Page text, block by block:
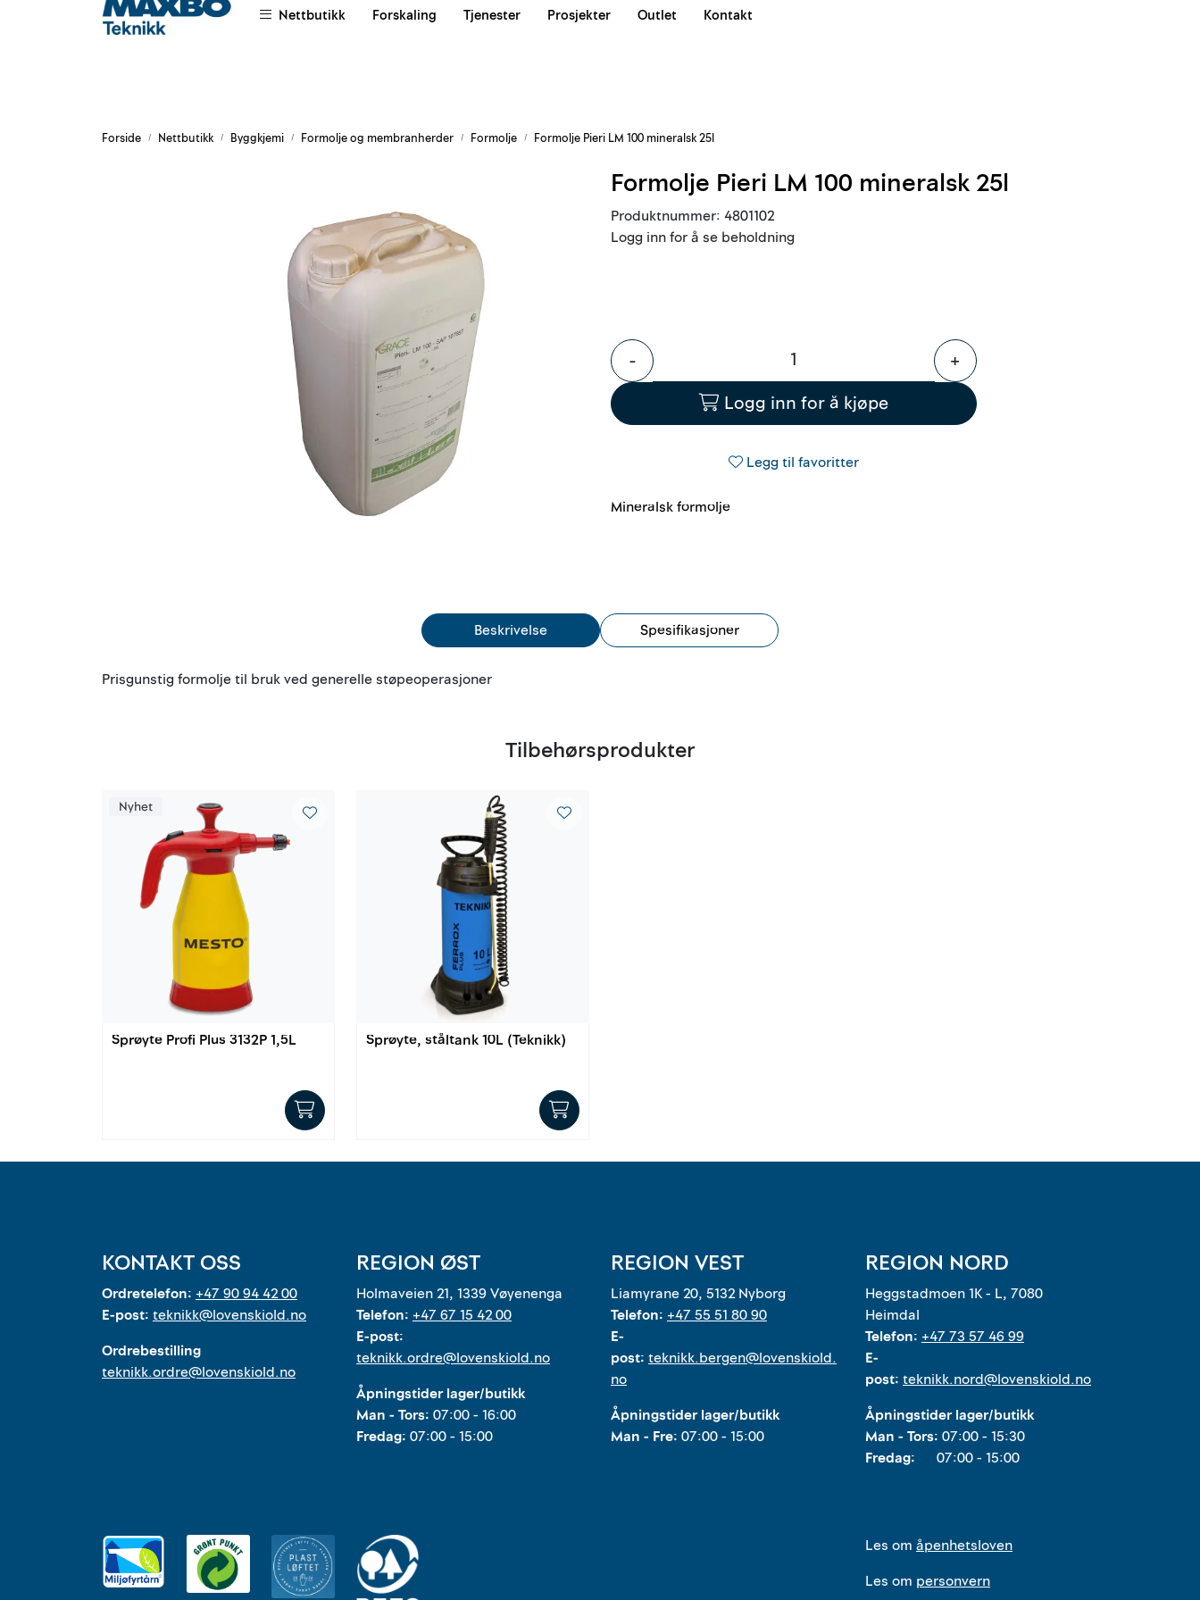
Skip to main content
Om oss | Leievilkår | Våre team
Nettbutikk Forskaling Tjenester Prosjekter Outlet Kontakt
Forside Nettbutikk Byggkjemi Formolje og membranherder Formolje Formolje Pieri LM 100 mineralsk 25l
Formolje Pieri LM 100 mineralsk 25l
Produktnummer: 4801102
Logg inn for å se beholdning
-
+
Logg inn for å kjøpe
Legg til favoritter
Mineralsk formolje
Beskrivelse Spesifikasjoner
Prisgunstig formolje til bruk ved generelle støpeoperasjoner
Tilbehørsprodukter
Nyhet
Sprøyte Profi Plus 3132P 1,5L Sprøyte, ståltank 10L (Teknikk)
KONTAKT OSS
Ordretelefon: +47 90 94 42 00
E-post: teknikk@lovenskiold.no
Ordrebestilling
teknikk.ordre@lovenskiold.no
REGION ØST
Holmaveien 21, 1339 Vøyenenga
Telefon: +47 67 15 42 00
E-post:
teknikk.ordre@lovenskiold.no
Åpningstider lager/butikk
Man - Tors: 07:00 - 16:00
Fredag: 07:00 - 15:00
REGION VEST
Liamyrane 20, 5132 Nyborg
Telefon: +47 55 51 80 90
E-
post: teknikk.bergen@lovenskiold.
no
Åpningstider lager/butikk
Man - Fre: 07:00 - 15:00
REGION NORD
Heggstadmoen 1K - L, 7080
Heimdal
Telefon: +47 73 57 46 99
E-
post: teknikk.nord@lovenskiold.no
Åpningstider lager/butikk
Man - Tors: 07:00 - 15:30
Fredag: 07:00 - 15:00
Les om åpenhetsloven
Les om personvern